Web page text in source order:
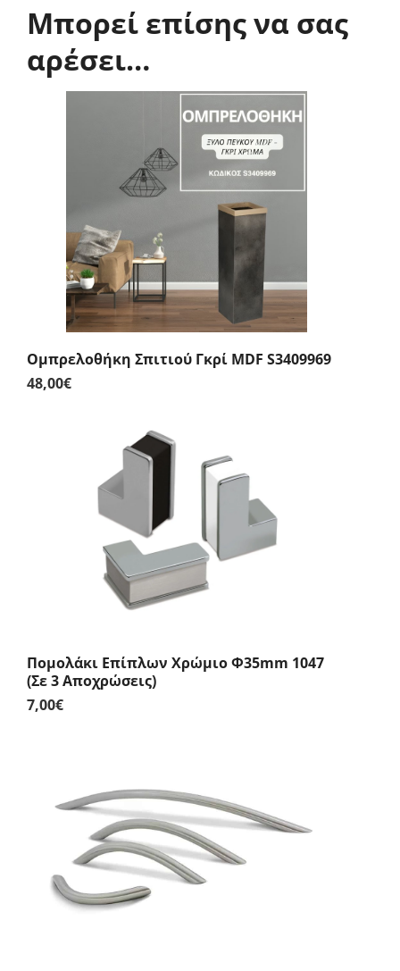
Μπορεί επίσης να σας
αρέσει…
Ομπρελοθήκη Σπιτιού Γκρί MDF S3409969
48,00€
Πομολάκι Επίπλων Χρώμιο Φ35mm 1047
(Σε 3 Αποχρώσεις)
7,00€